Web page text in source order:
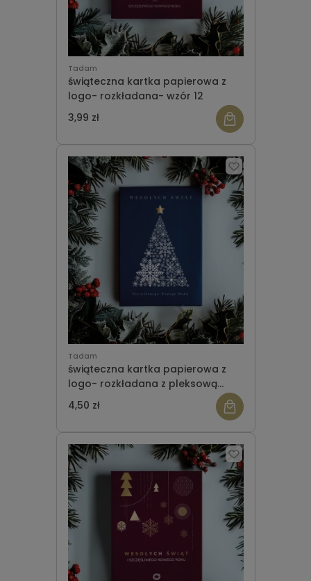
Tadam
świąteczna kartka papierowa z
logo- rozkładana- wzór 12
3,99 zł
Tadam
świąteczna kartka papierowa z
logo- rozkładana z pleksową
4,50 zł